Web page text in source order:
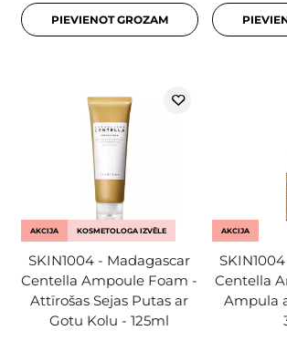
PIEVIENOT GROZAM
AKCIJA KOSMETOLOGA IZVĒLE
SKIN1004 - Madagascar
Centella Ampoule Foam -
Attīrošas Sejas Putas ar
Gotu Kolu - 125ml
AKCIJA
Centella
Ampula